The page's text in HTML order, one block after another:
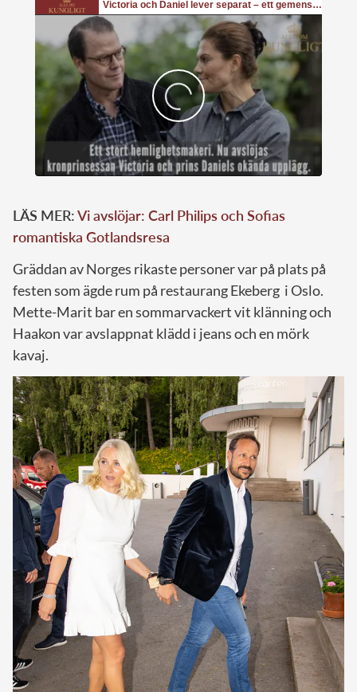
LÄS MER:Vi avslöjar: Carl Philips och Sofias
romantiska Gotlandsresa
Gräddan av Norges rikaste personer var på plats på
festen som ägde rum på restaurang Ekeberg i Oslo.
Mette-Marit bar en sommarvackert vit klänning och
Haakon var avslappnat klädd i jeans och en mörk
kavaj.